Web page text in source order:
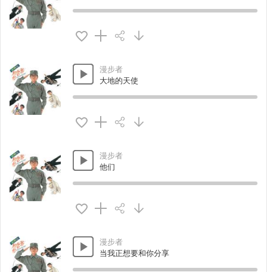
漫步者
大地的天使
漫步者
他们
漫步者
当我正想要和你分享